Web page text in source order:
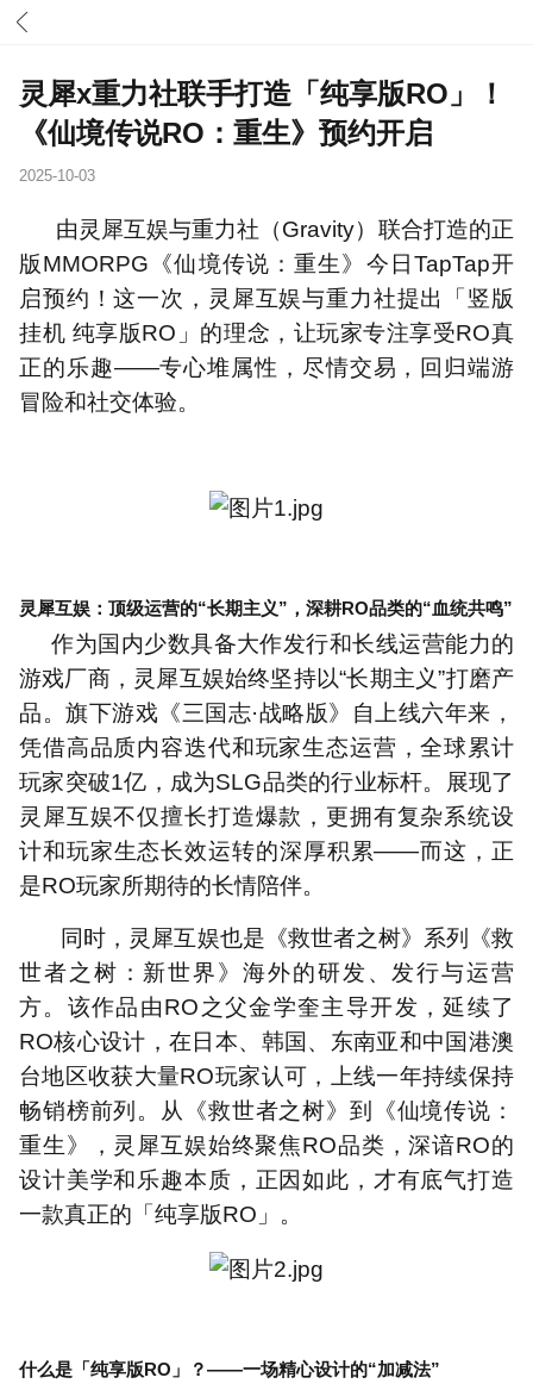
灵犀x重力社联手打造「纯享版RO」！
《仙境传说RO：重生》预约开启
2025-10-03
由灵犀互娱与重力社（Gravity）联合打造的正
版MMORPG 《仙境传说：重生》今日 TapTap开
启预约！这一次，灵犀互娱与重力社提出「竖版
挂机 纯享版RO 」的理念，让玩家专注享受RO真
正的乐趣——专心堆属性，尽情交易，回归端游
冒险和社交体验。
灵犀互娱：顶级运营的“长期主义” ，深耕RO品类的“血统共鸣”
作为国内少数具备大作发行和长线运营能力的
游戏厂商，灵犀互娱始终坚持以“长期主义”打磨产
品。旗下游戏《三国志·战略版》自上线六年来，
凭借高品质内容迭代和玩家生态运营，全球累计
玩家突破1亿，成为SLG品类的行业标杆。展现了
灵犀互娱不仅擅长打造爆款，更拥有复杂系统设
计和玩家生态长效运转的深厚积累——而这，正
是RO玩家所期待的长情陪伴。
同时，灵犀互娱也是《救世者之树》系列《救
世者之树：新世界》海外的研发、发行与运营
方。该作品由RO 之父金学奎主导开发，延续了
RO核心设计，在日本、韩国、东南亚和中国港澳
台地区收获大量RO玩家认可，上线一年持续保持
畅销榜前列。从《救世者之树》到《仙境传说：
重生》，灵犀互娱始终聚焦RO品类，深谙RO的
设计美学和乐趣本质，正因如此，才有底气打造
一款真正的「纯享版RO 」。
什么是「纯享版RO 」？——一场精心设计的“加减法”